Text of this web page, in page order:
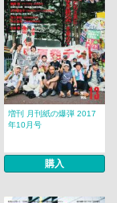
増刊 月刊紙の爆弾 2017
年10月号
購入